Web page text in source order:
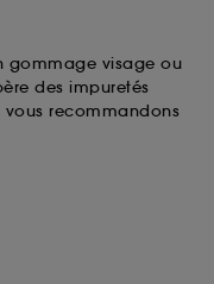
gommage visage ou
des impuretés
recommandons